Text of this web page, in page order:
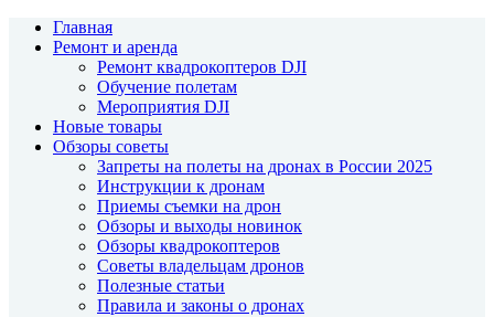
Главная
Ремонт и аренда
Ремонт квадрокоптеров DJI
Обучение полетам
Мероприятия DJI
Новые товары
Обзоры советы
Запреты на полеты на дронах в России 2025
Инструкции к дронам
Приемы съемки на дрон
Обзоры и выходы новинок
Обзоры квадрокоптеров
Советы владельцам дронов
Полезные статьи
Правила и законы о дронах